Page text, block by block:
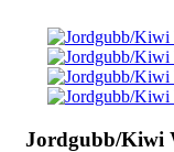
Jordgubb/Kiwi